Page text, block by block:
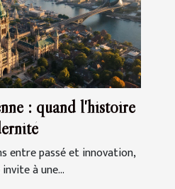
: quand l'histoire
entre passé et innovation,
à une...